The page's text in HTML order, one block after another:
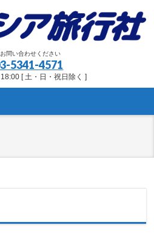
問い合わせください
5341-4571
[ 土・日・祝日除く ]